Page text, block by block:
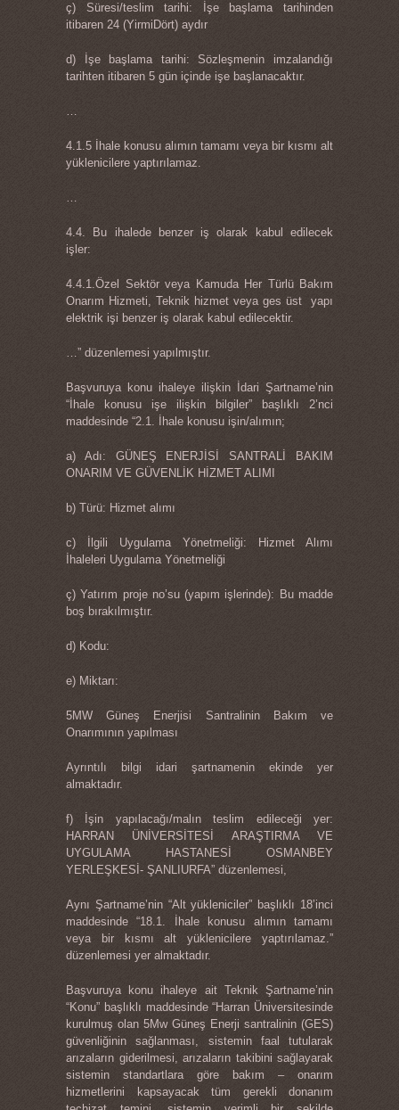
ç) Süresi/teslim tarihi: İşe başlama tarihinden
itibaren 24 (YirmiDört) aydır
d) İşe başlama tarihi: Sözleşmenin imzalandığı
tarihten itibaren 5 gün içinde işe başlanacaktır.
…
4.1.5 İhale konusu alımın tamamı veya bir kısmı alt
yüklenicilere yaptırılamaz.
…
4.4. Bu ihalede benzer iş olarak kabul edilecek
işler:
4.4.1.Özel Sektör veya Kamuda Her Türlü Bakım
Onarım Hizmeti, Teknik hizmet veya ges üst yapı
elektrik işi benzer iş olarak kabul edilecektir.
…” düzenlemesi yapılmıştır.
Başvuruya konu ihaleye ilişkin İdari Şartname’nin
“İhale konusu işe ilişkin bilgiler” başlıklı 2’nci
maddesinde “2.1. İhale konusu işin/alımın;
a) Adı: GÜNEŞ ENERJİSİ SANTRALİ BAKIM
ONARIM VE GÜVENLİK HİZMET ALIMI
b) Türü: Hizmet alımı
c) İlgili Uygulama Yönetmeliği: Hizmet Alımı
İhaleleri Uygulama Yönetmeliği
ç) Yatırım proje no’su (yapım işlerinde): Bu madde
boş bırakılmıştır.
d) Kodu:
e) Miktarı:
5MW Güneş Enerjisi Santralinin Bakım ve
Onarımının yapılması
Ayrıntılı bilgi idari şartnamenin ekinde yer
almaktadır.
f) İşin yapılacağı/malın teslim edileceği yer:
HARRAN ÜNİVERSİTESİ ARAŞTIRMA VE
UYGULAMA HASTANESİ OSMANBEY
YERLEŞKESİ- ŞANLIURFA” düzenlemesi,
Aynı Şartname’nin “Alt yükleniciler” başlıklı 18’inci
maddesinde “18.1. İhale konusu alımın tamamı
veya bir kısmı alt yüklenicilere yaptırılamaz.”
düzenlemesi yer almaktadır.
Başvuruya konu ihaleye ait Teknik Şartname’nin
“Konu” başlıklı maddesinde “Harran Üniversitesinde
kurulmuş olan 5Mw Güneş Enerji santralinin (GES)
güvenliğinin sağlanması, sistemin faal tutularak
arızaların giderilmesi, arızaların takibini sağlayarak
sistemin standartlara göre bakım – onarım
hizmetlerini kapsayacak tüm gerekli donanım